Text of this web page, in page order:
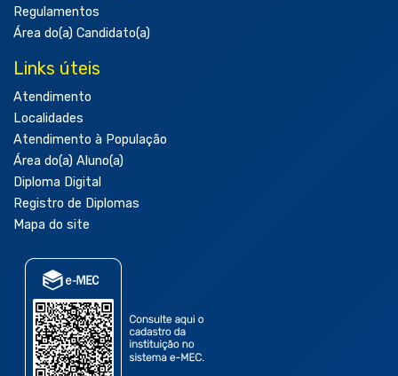
Regulamentos
Área do(a) Candidato(a)
Links úteis
Atendimento
Localidades
Atendimento à População
Área do(a) Aluno(a)
Diploma Digital
Registro de Diplomas
Mapa do site